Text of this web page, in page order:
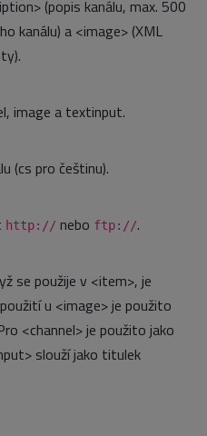
(popis kanálu, max. 500
kanálu) a <image> (XML
image a textinput.
(cs pro češtinu).
http:// nebo ftp://.
se použije v <item>, je
u <image> je použito
<channel> je použito jako
slouží jako titulek